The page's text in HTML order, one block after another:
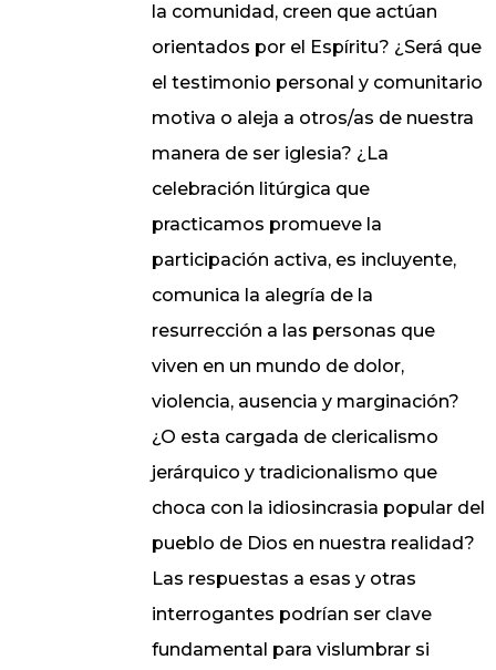
la comunidad, creen que actúan
orientados por el Espíritu? ¿Será que
el testimonio personal y comunitario
motiva o aleja a otros/as de nuestra
manera de ser iglesia? ¿La
celebración litúrgica que
practicamos promueve la
participación activa, es incluyente,
comunica la alegría de la
resurrección a las personas que
viven en un mundo de dolor,
violencia, ausencia y marginación?
¿O esta cargada de clericalismo
jerárquico y tradicionalismo que
choca con la idiosincrasia popular del
pueblo de Dios en nuestra realidad?
Las respuestas a esas y otras
interrogantes podrían ser clave
fundamental para vislumbrar si